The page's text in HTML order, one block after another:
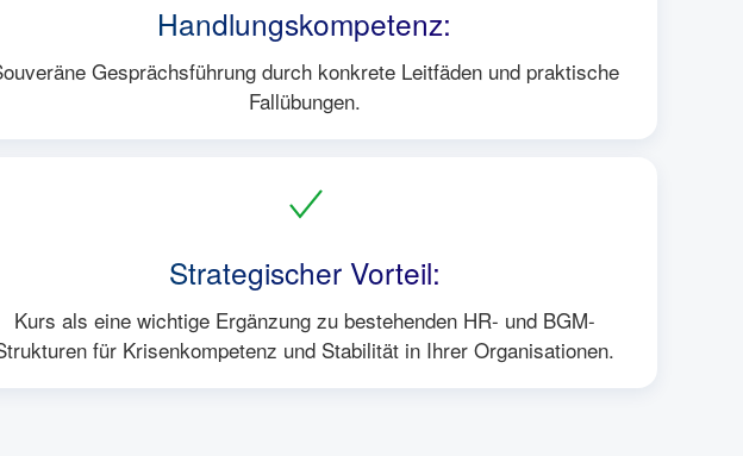
Handlungskompetenz:
Gesprächsführung durch konkrete Leitfäden und praktische
Fallübungen.
Strategischer Vorteil:
Kurs als eine wichtige Ergänzung zu bestehenden HR- und BGM-
für Krisenkompetenz und Stabilität in Ihrer Organisationen.